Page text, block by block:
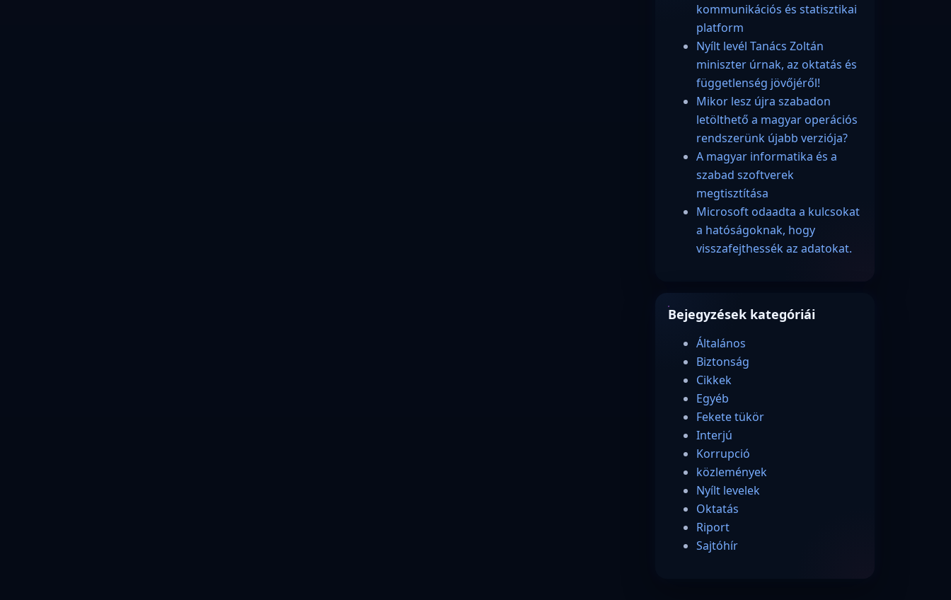
kommunikációs és statisztikai
platform
Nyílt levél Tanács Zoltán
miniszter úrnak, az oktatás és
függetlenség jövőjéről!
Mikor lesz újra szabadon
letölthető a magyar operációs
rendszerünk újabb verziója?
A magyar informatika és a
szabad szoftverek
megtisztítása
Microsoft odaadta a kulcsokat
a hatóságoknak, hogy
visszafejthessék az adatokat.
Bejegyzések kategóriái
Általános
Biztonság
Cikkek
Egyéb
Fekete tükör
Interjú
Korrupció
közlemények
Nyílt levelek
Oktatás
Riport
Sajtóhír